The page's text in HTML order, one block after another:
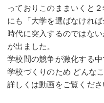
っておりこのままいくと
にも「大学を選ばなけれ
時代に突入するのではな
が出ました。
学校間の競争が激化する
学校づくりのため どんな
詳しくは動画をご覧くださ